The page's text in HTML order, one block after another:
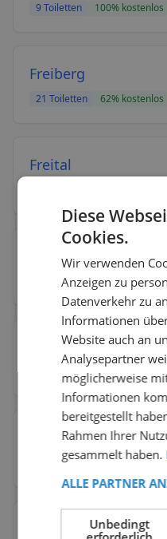
9 Toiletten 100% kostenlos
Freiberg
21 Toiletten 62% kostenlos
Freital
Glauchau
Toiletten 60% kostenlos
Görlitz
Toiletten 77 % kostenlos
Grimma
Toiletten 75% kostenlos
Hoyerswerda
Diese
Cookies.
Wir verwenden
Anzeigen zu
Datenverkehr zu
Informationen
Website auch an
Analysepartner
möglicherweise
Informationen
bereitgestellt
Rahmen Ihrer
gesammelt haben.
ALLE PARTNER
Unbedingt